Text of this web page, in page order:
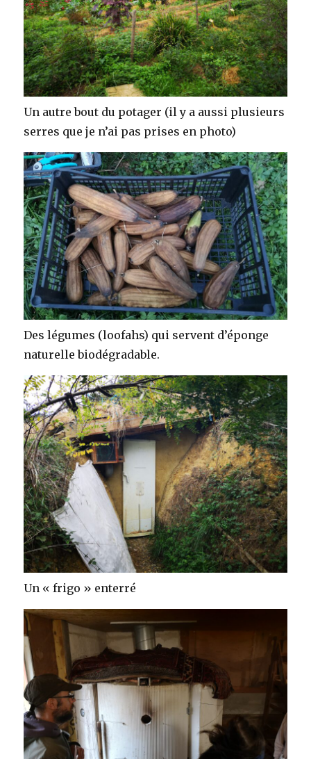
Un autre bout du potager (il y a aussi plusieurs
serres que je n’ai pas prises en photo)
Des légumes (loofahs) qui servent d’éponge
naturelle biodégradable.
Un « frigo » enterré